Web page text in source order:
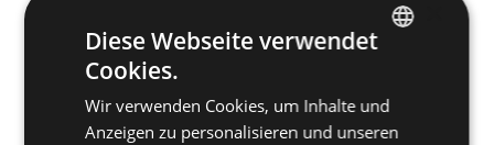
3195IP81 3,1 9,5
SPANISH
Diese Webseite verwendet
Cookies.
Wir verwenden Cookies, um Inhalte und
Anzeigen zu personalisieren und unseren